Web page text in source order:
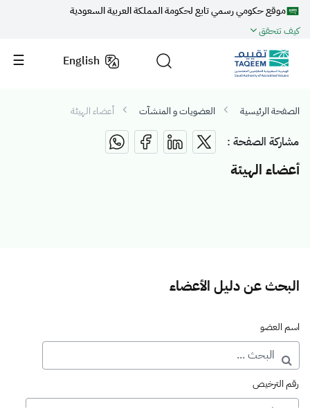
موقع حكومي رسمي تابع لحكومة المملكة العربية السعودية
كيف تتحقق
English
الصفحة الرئيسية العضويات و المنشآت أعضاء الهيئة
مشاركة الصفحة :
أعضاء الهيئة
البحث عن دليل الأعضاء
اسم العضو
رقم الترخيص